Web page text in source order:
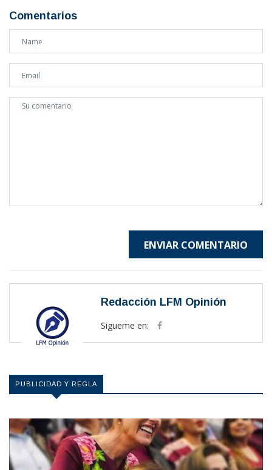
Comentarios
ENVIAR COMENTARIO
Redacción LFM Opinión
Sigueme en:
PUBLICIDAD Y REGLA